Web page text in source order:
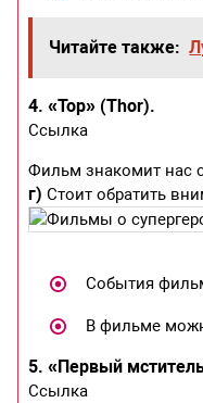
Читайте также:
4. «Тор» (Thor).
Ссылка
Фильм знакомит нас
г) Стоит обратить
События
В фильме
5. «Первый
Ссылка